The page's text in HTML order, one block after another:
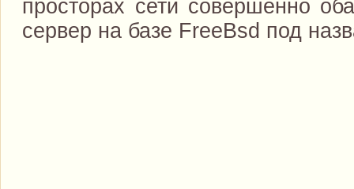
просторах сети совершенно
сервер на базе FreeBsd под